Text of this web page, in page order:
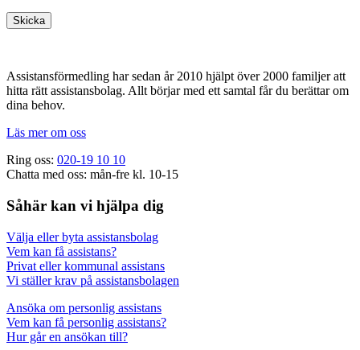
Assistansförmedling har sedan år 2010 hjälpt över 2000 familjer att
hitta rätt assistansbolag. Allt börjar med ett samtal får du berättar om
dina behov.
Läs mer om oss
Ring oss: 020-19 10 10
Chatta med oss: mån-fre kl. 10-15
Såhär kan vi hjälpa dig
Välja eller byta assistansbolag
Vem kan få assistans?
Privat eller kommunal assistans
Vi ställer krav på assistansbolagen
Ansöka om personlig assistans
Vem kan få personlig assistans?
Hur går en ansökan till?